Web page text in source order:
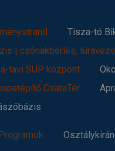
Tisza-tó
| csónakbérlés,
tavi SUP központ
CsataTér